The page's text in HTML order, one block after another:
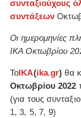
συνταξιούχους
συντάξεων
Οι ημερομηνίες
ΙΚΑ Οκτωβρίου
Το ΙΚΑ(ika.gr) θα
Οκτωβρίου 2022
(για τους
1, 3, 5, 7, 9)